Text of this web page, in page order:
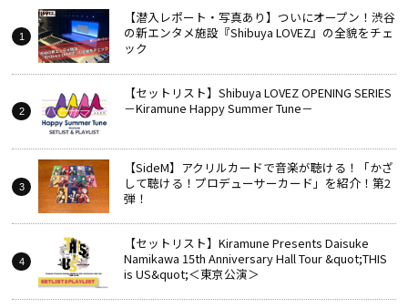
【潜入レポート・写真あり】ついにオープン！渋谷
の新エンタメ施設『Shibuya LOVEZ』の全貌をチェ
ック
【セットリスト】Shibuya LOVEZ OPENING SERIES
－Kiramune Happy Summer Tune－
【SideM】アクリルカードで音楽が聴ける！「かざ
して聴ける！プロデューサーカード」を紹介！第2
弾！
【セットリスト】Kiramune Presents Daisuke
Namikawa 15th Anniversary Hall Tour &quot;THIS
is US&quot;＜東京公演＞